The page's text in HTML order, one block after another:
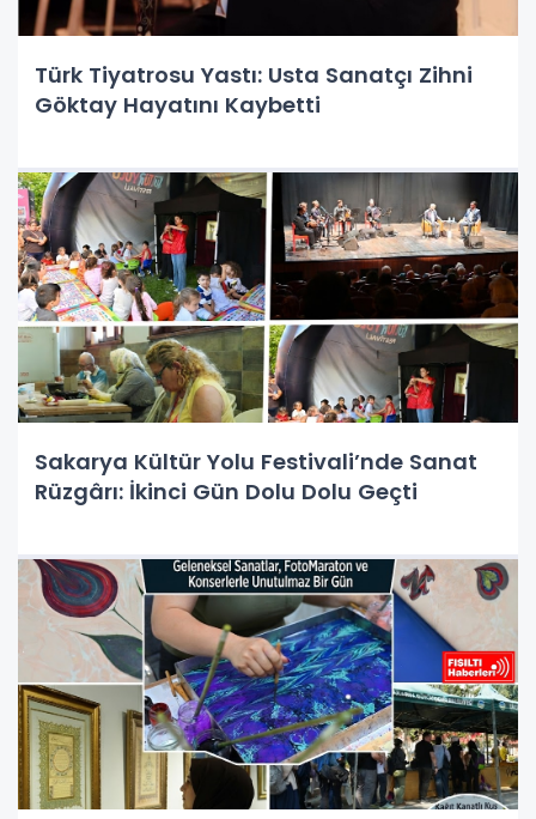
Türk Tiyatrosu Yastı: Usta Sanatçı Zihni
Göktay Hayatını Kaybetti
Sakarya Kültür Yolu Festivali’nde Sanat
Rüzgârı: İkinci Gün Dolu Dolu Geçti